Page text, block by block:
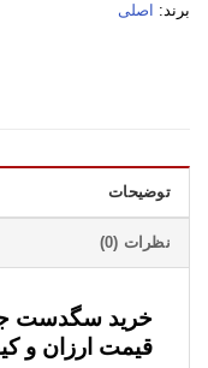
برند: اصلی
توضیحات
نظرات (0)
قیمت ارزان و